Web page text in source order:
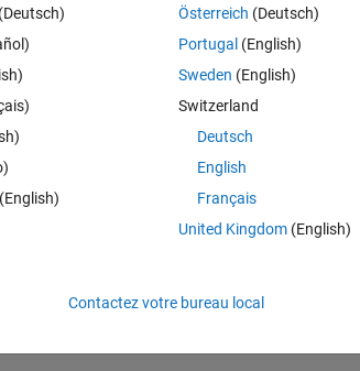
METODA
(Deutsch)
(English)
Österreich (Deutsch)
Portugal (English)
Sweden (English)
Switzerland
Deutsch
English
Français
United Kingdom(English)
Contactez votre bureau local